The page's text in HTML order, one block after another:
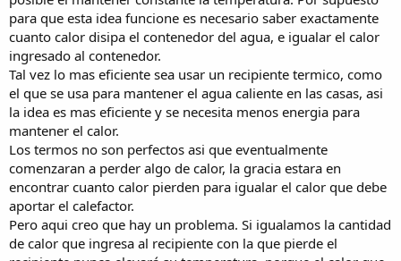
para que esta idea funcione es necesario saber exactamente
cuanto calor disipa el contenedor del agua, e igualar el calor
ingresado al contenedor.
Tal vez lo mas eficiente sea usar un recipiente termico, como
el que se usa para mantener el agua caliente en las casas, asi
la idea es mas eficiente y se necesita menos energia para
mantener el calor.
Los termos no son perfectos asi que eventualmente
comenzaran a perder algo de calor, la gracia estara en
encontrar cuanto calor pierden para igualar el calor que debe
aportar el calefactor.
Pero aqui creo que hay un problema. Si igualamos la cantidad
de calor que ingresa al recipiente con la que pierde el